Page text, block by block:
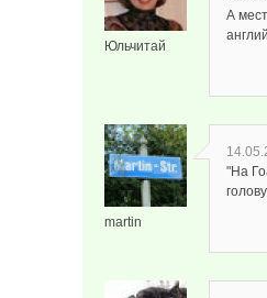
Юльчитай
А
martin
"На